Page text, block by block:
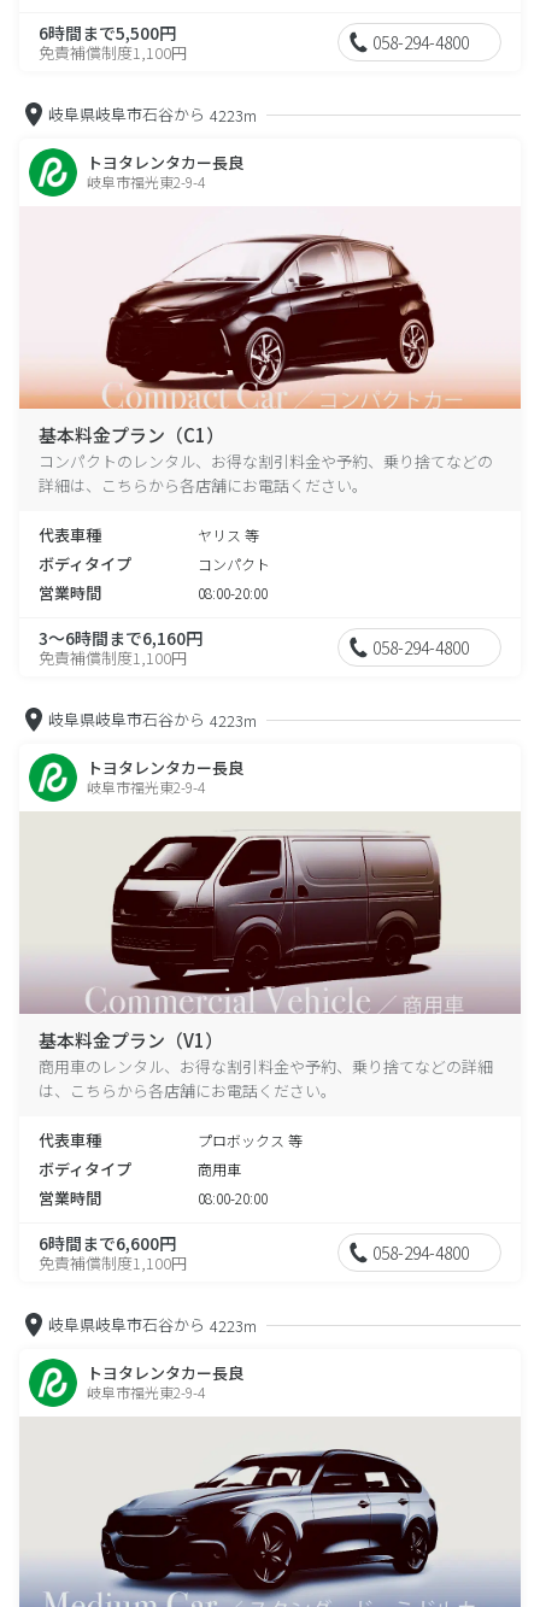
6時間まで5,500円
免責補償制度1,100円 058-294-4800
岐阜県岐阜市石谷から 4223m
トヨタレンタカー長良
岐阜市福光東2-9-4
基本料金プラン（C1）
コンパクトのレンタル、お得な割引料金や予約、乗り捨てなどの
詳細は、こちらから各店舗にお電話ください。
代表車種 ヤリス 等
ボディタイプ コンパクト
営業時間 08:00-20:00
3～6時間まで6,160円
免責補償制度1,100円 058-294-4800
岐阜県岐阜市石谷から 4223m
トヨタレンタカー長良
岐阜市福光東2-9-4
基本料金プラン（V1）
商用車のレンタル、お得な割引料金や予約、乗り捨てなどの詳細
は、こちらから各店舗にお電話ください。
代表車種 プロボックス 等
ボディタイプ 商用車
営業時間 08:00-20:00
6時間まで6,600円
免責補償制度1,100円 058-294-4800
岐阜県岐阜市石谷から 4223m
トヨタレンタカー長良
岐阜市福光東2-9-4